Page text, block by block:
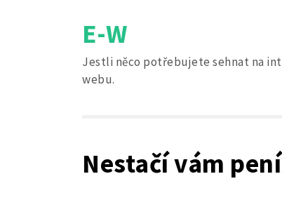
E-W
Jestli něco potřebujete sehnat na
webu.
Nestačí vám